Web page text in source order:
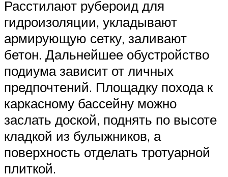
Расстилают рубероид для
гидроизоляции, укладывают
армирующую сетку, заливают
бетон. Дальнейшее обустройство
подиума зависит от личных
предпочтений. Площадку похода к
каркасному бассейну можно
заслать доской, поднять по высоте
кладкой из булыжников, а
поверхность отделать тротуарной
плиткой.